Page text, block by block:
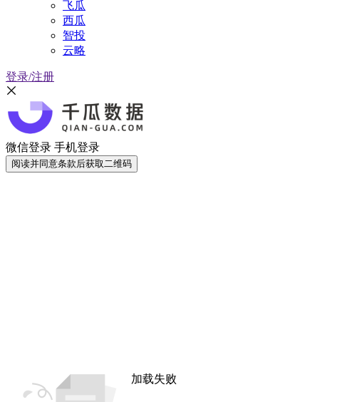
飞瓜
西瓜
智投
云略
登录/注册
微信登录 手机登录
阅读并同意条款后获取二维码
加载失败